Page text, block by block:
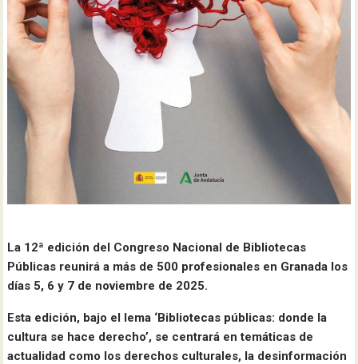
La 12ª edición del Congreso Nacional de Bibliotecas
Públicas reunirá a más de 500 profesionales en Granada los
días 5, 6 y 7 de noviembre de 2025.
Esta edición, bajo el lema ‘Bibliotecas públicas: donde la
cultura se hace derecho’, se centrará en temáticas de
actualidad como los derechos culturales, la desinformación